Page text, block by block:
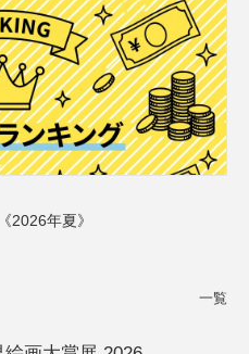
2026年夏》
一覧